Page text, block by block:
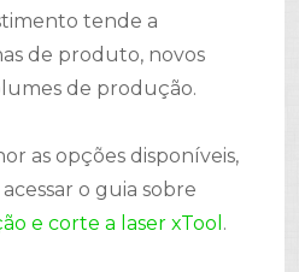
tende a
de produto, novos
de produção.
as opções disponíveis,
o guia sobre
e corte a laser xTool .